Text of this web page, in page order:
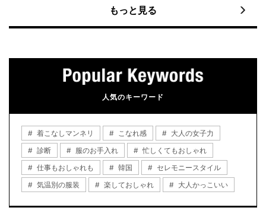
もっと見る
人気のキーワード
着こなしマンネリ こなれ感
大人の女子力
診断
服のお手入れ
忙しくてもおしゃれ
仕事もおしゃれも
韓国
セレモニースタイル
気温別の服装
楽しておしゃれ 大人かっこいい